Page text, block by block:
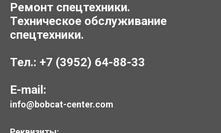
Ремонт спецтехники.
Техническое обслуживание
спецтехники.
Тел.: +7 (3952) 64-88-33
E-mail:
info@bobcat-center.com